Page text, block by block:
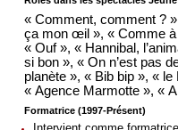
« Comment, comment ?
ça mon œil », « Comme à
« Ouf », « Hannibal,
si bon », « On n’est pas
planète », « Bib bip », «
« Agence Marmotte », «
Formatrice (1997-Présent)
Intervient comme